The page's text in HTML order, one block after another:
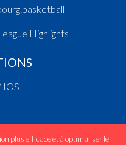
Highlights
IOS
plus efficace et à optimaliser le